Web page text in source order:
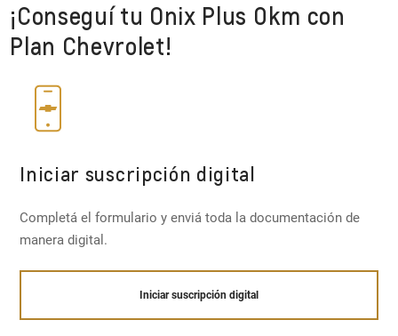
¡Conseguí tu Onix Plus 0km con
Plan Chevrolet!
Iniciar suscripción digital
Completá el formulario y enviá toda la documentación de
manera digital.
Iniciar suscripción digital